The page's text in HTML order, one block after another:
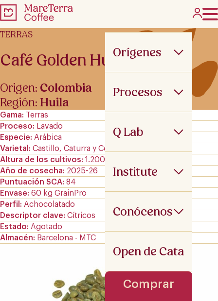
Orígenes
Procesos
Q Lab
Institute
Conócenos
Open de Cata
Comprar
TERRAS
Café Golden Huila
Origen: Colombia
Región: Huila
Gama
Terras
Proceso
Lavado
Especie
Arábica
Varietal
Castillo, Caturra y Colombia
Altura de los cultivos 1.200-1.800 m.s.n.m
Año de cosecha
2025-26
Puntuación SCA 84
Envase 60 kg GrainPro
Perfil
Achocolatado
Descriptor clave Cítricos
Estado
Agotado
Almacén
Barcelona - MTC